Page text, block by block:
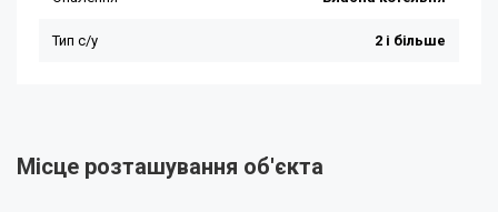
Місце розташування об'єкта